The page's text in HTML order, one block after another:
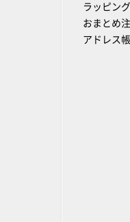
ラッピング
おまとめ
アドレス